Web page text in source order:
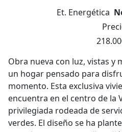
Et. Energética
Obra nueva con luz, vistas y
un hogar pensado para
momento. Esta exclusiva
encuentra en el centro de la
privilegiada rodeada de
verdes. El diseño se ha